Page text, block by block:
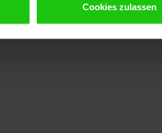
Cookies zulassen